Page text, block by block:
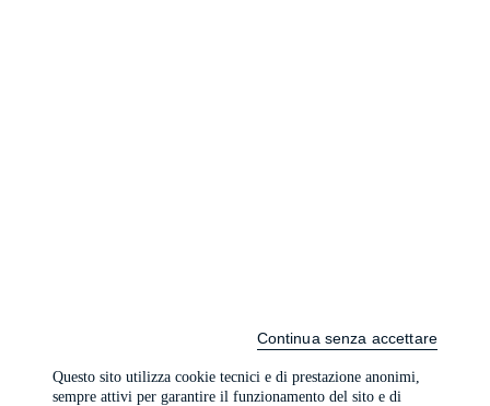
Questo sito utilizza cookie tecnici e di prestazione anonimi,
sempre attivi per garantire il funzionamento del sito e di
Continua senza accettare